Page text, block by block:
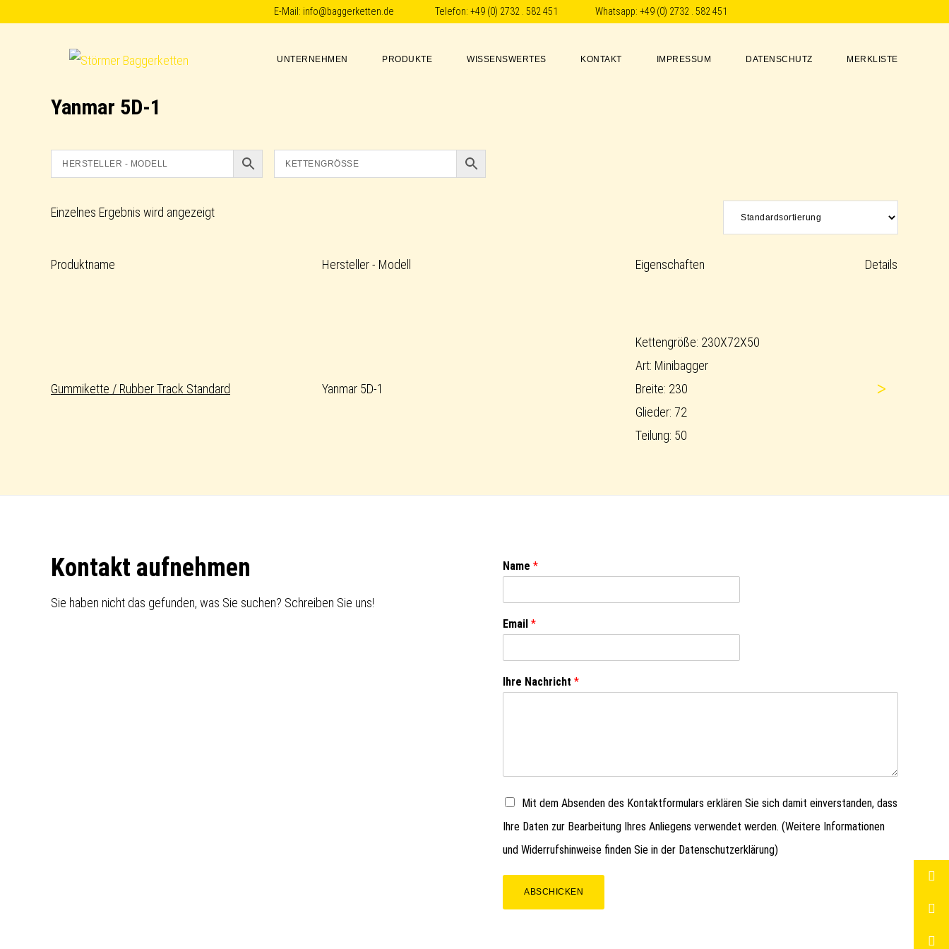
E-Mail: info@baggerketten.de Telefon: +49 (0) 2732 . 582 451 Whatsapp: +49 (0) 2732 . 582 451
Baggerketten
UNTERNEHMEN PRODUKTE WISSENSWERTES KONTAKT IMPRESSUM DATENSCHUTZ MERKLISTE
Yanmar 5D-1
Einzelnes Ergebnis wird angezeigt
Produktname Hersteller - Modell Eigenschaften Details
Gummikette / Rubber Track Standard Yanmar 5D-1
Kettengröße: 230X72X50
Art: Minibagger
Breite: 230
Glieder: 72
Teilung: 50
>
FooterKontakt aufnehmen
Sie haben nicht das gefunden, was Sie suchen? Schreiben Sie uns!
Name *
Email *
Ihre Nachricht *
Mit dem Absenden des Kontaktformulars erklären Sie sich damit einverstanden, dass
Ihre Daten zur Bearbeitung Ihres Anliegens verwendet werden. (Weitere Informationen
und Widerrufshinweise finden Sie in der Datenschutzerklärung)
ABSCHICKEN